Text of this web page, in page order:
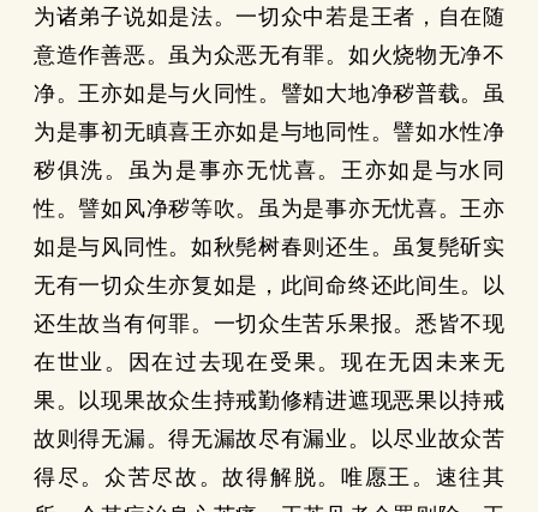
为诸弟子说如是法。一切众中若是王者，自在随
意造作善恶。虽为众恶无有罪。如火烧物无净不
净。王亦如是与火同性。譬如大地净秽普载。虽
为是事初无瞋喜王亦如是与地同性。譬如水性净
秽俱洗。虽为是事亦无忧喜。王亦如是与水同
性。譬如风净秽等吹。虽为是事亦无忧喜。王亦
如是与风同性。如秋髡树春则还生。虽复髡斫实
无有一切众生亦复如是，此间命终还此间生。以
还生故当有何罪。一切众生苦乐果报。悉皆不现
在世业。因在过去现在受果。现在无因未来无
果。以现果故众生持戒勤修精进遮现恶果以持戒
故则得无漏。得无漏故尽有漏业。以尽业故众苦
得尽。众苦尽故。故得解脱。唯愿王。速往其